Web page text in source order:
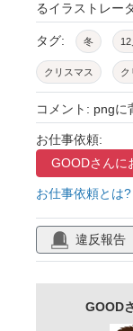
るイラストレー
タグ: 冬 12
クリスマス ク
雪 ツ
サンタクロース
長靴 ブーツ
音符 ステッキ
装飾 飾り
フレーム 素材
グリーティングカ
コメント: pngに
お仕事依頼:
GOODさんに
お仕事依頼とは?
違反報告
GOOD